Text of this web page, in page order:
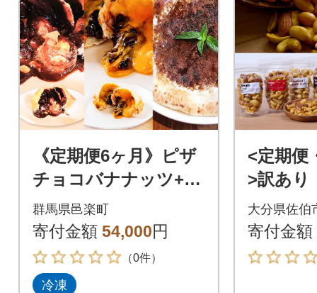
《定期便6ヶ月》ピザ
チョコバナナッツ+あ
んチェダー+るべりえ
ティラミス|09_rbr-56
0306
群馬県邑楽町
寄付金額 54,000円
（0件）
冷凍
<定期便
>訳あり
製ナッ
わせ (8
大分県佐伯
寄付金額